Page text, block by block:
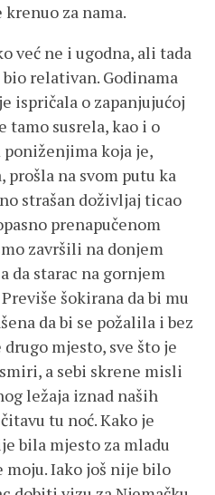
za nama.
već ne i ugodna, ali tada
relativan. Godinama
ispričala o zapanjujućoj
tamo susrela, kao i o
koja je,
na svom putu ka
strašan doživljaj ticao
prenapučenom
završili na donjem
da starac na gornjem
šokirana da bi mu
da bi se požalila i bez
mjesto, sve što je
a sebi skrene misli
ležaja iznad naših
tu noć. Kako je
bila mjesto za mladu
moju. Iako još nije bilo